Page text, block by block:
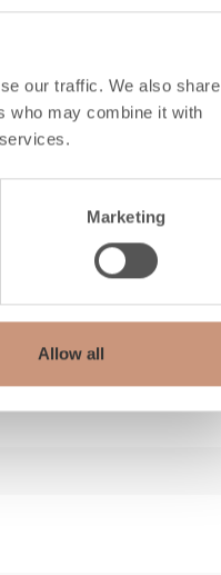
our traffic. We also share
who may combine it with
Marketing
Allow all